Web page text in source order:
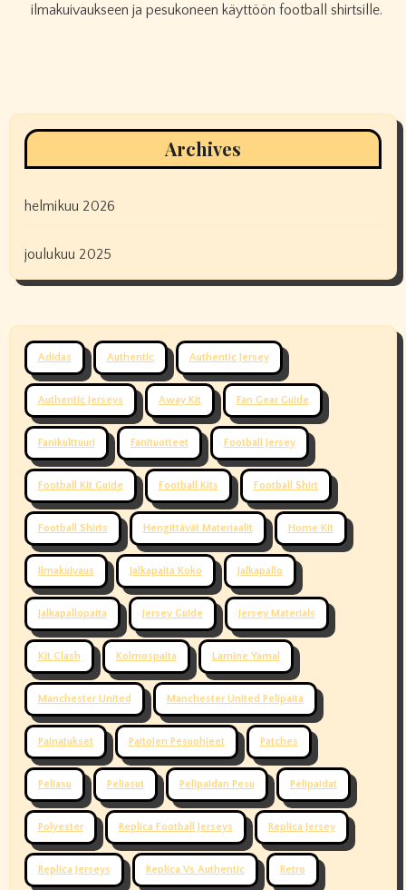
ilmakuivaukseen ja pesukoneen käyttöön football shirtsille.
Archives
helmikuu 2026
joulukuu 2025
Adidas Authentic Authentic Jersey
Authentic Jerseys Away Kit Fan Gear Guide
Fanikulttuuri Fanituotteet Football Jersey
Football Kit Guide Football Kits Football Shirt
Football Shirts Hengittävät Materiaalit Home Kit
Ilmakuivaus Jalkapaita Koko Jalkapallo
Jalkapallopaita Jersey Guide Jersey Materials
Kit Clash Kolmospaita Lamine Yamal
Manchester United Manchester United Pelipaita
Painatukset Paitojen Pesuohjeet Patches
Peliasu Peliasut Pelipaidan Pesu Pelipaidat
Polyester Replica Football Jerseys Replica Jersey
Replica Jerseys Replica Vs Authentic Retro